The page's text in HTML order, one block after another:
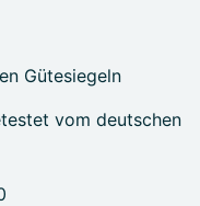
Gütesiegeln
vom deutschen